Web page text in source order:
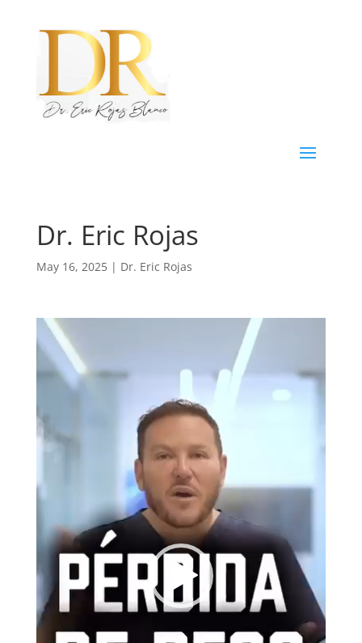
Dr. Eric Rojas
May 16, 2025| Dr. Eric Rojas
Reproductor
de
vídeo